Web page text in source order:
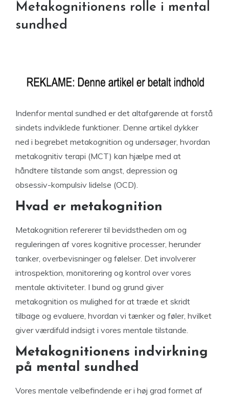
Metakognitionens rolle i mental
sundhed
Indenfor mental sundhed er det altafgørende at forstå
sindets indviklede funktioner. Denne artikel dykker
ned i begrebet metakognition og undersøger, hvordan
metakognitiv terapi (MCT) kan hjælpe med at
håndtere tilstande som angst, depression og
obsessiv-kompulsiv lidelse (OCD).
Hvad er metakognition
Metakognition refererer til bevidstheden om og
reguleringen af vores kognitive processer, herunder
tanker, overbevisninger og følelser. Det involverer
introspektion, monitorering og kontrol over vores
mentale aktiviteter. I bund og grund giver
metakognition os mulighed for at træde et skridt
tilbage og evaluere, hvordan vi tænker og føler, hvilket
giver værdifuld indsigt i vores mentale tilstande.
Metakognitionens indvirkning
på mental sundhed
Vores mentale velbefindende er i høj grad formet af